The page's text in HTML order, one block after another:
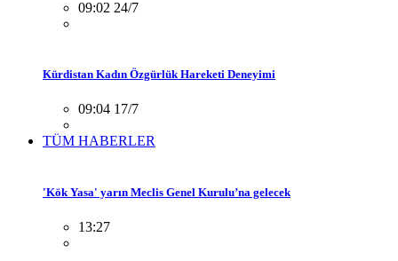
09:02 24/7
Kürdistan Kadın Özgürlük Hareketi Deneyimi
09:04 17/7
TÜM HABERLER
'Kök Yasa' yarın Meclis Genel Kurulu’na gelecek
13:27